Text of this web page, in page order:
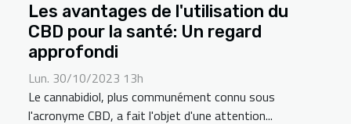
Les avantages de l'utilisation du
CBD pour la santé: Un regard
approfondi
Lun. 30/10/2023 13h
Le cannabidiol, plus communément connu sous
l'acronyme CBD, a fait l'objet d'une attention...